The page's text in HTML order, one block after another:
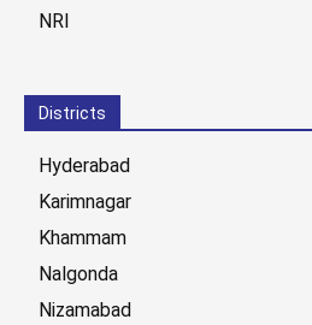
NRI
Districts
Hyderabad
Karimnagar
Khammam
Nalgonda
Nizamabad